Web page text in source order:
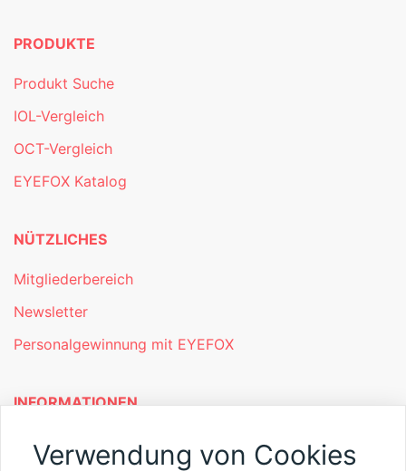
PRODUKTE
Produkt Suche
IOL-Vergleich
OCT-Vergleich
EYEFOX Katalog
NÜTZLICHES
Mitgliederbereich
Newsletter
Personalgewinnung mit EYEFOX
INFORMATIONEN
Was ist EYEFOX – Ihre Möglichkeiten
Verwendung von Cookies